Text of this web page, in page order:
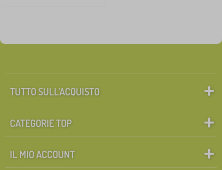
TUTTO SULL’ACQUISTO
CATEGORIE TOP
IL MIO ACCOUNT